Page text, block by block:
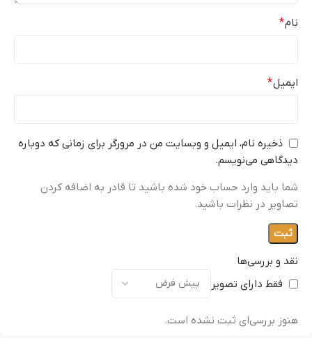
نقد و بررسی‌ها
فقط دارای تصویر
هنوز بررسی‌ای ثبت نشده است.
نام*
ایمیل*
ذخیره نام، ایمیل و وبسایت من در مرورگر برای زمانی که دوباره
دیدگاهی می‌نویسم.
شما باید وارد حساب خود شده باشید تا قادر به اضافه کردن
تصاویر در نظرات باشید.